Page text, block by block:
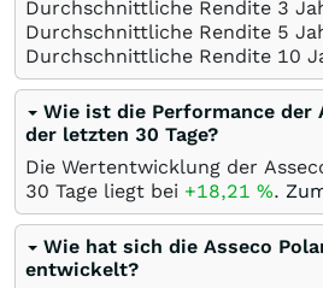
Durchschnittliche Rendite 3
Durchschnittliche Rendite 5
Durchschnittliche Rendite 10
Wie ist die Performance der
der letzten 30 Tage?
Die Wertentwicklung der
30 Tage liegt bei +18,21 %.
Wie hat sich die Asseco
entwickelt?